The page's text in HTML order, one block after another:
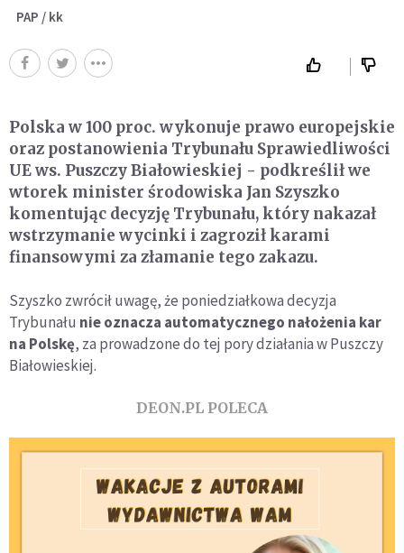
PAP / kk
Polska w 100 proc. wykonuje prawo europejskie
oraz postanowienia Trybunału Sprawiedliwości
UE ws. Puszczy Białowieskiej - podkreślił we
wtorek minister środowiska Jan Szyszko
komentując decyzję Trybunału, który nakazał
wstrzymanie wycinki i zagroził karami
finansowymi za złamanie tego zakazu.
Szyszko zwrócił uwagę, że poniedziałkowa decyzja
Trybunału nie oznacza automatycznego nałożenia kar
na Polskę, za prowadzone do tej pory działania w Puszczy
Białowieskiej.
DEON.PL POLECA